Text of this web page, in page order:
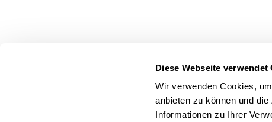
Diese Webseite verwendet
Wir verwenden Cookies,
anbieten zu können und
Informationen zu Ihrer